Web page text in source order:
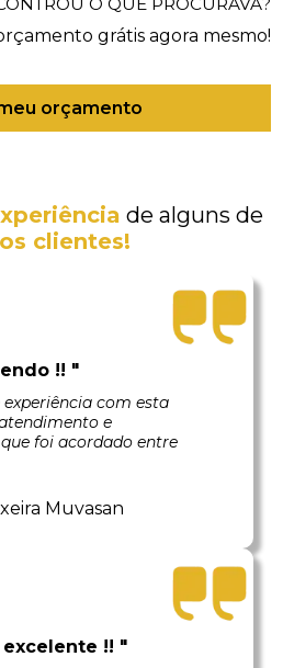
grátis agora mesmo!
orçamento
de alguns de
clientes!
!! "
experiência com esta
e
foi acordado entre
Muvasan
!! "